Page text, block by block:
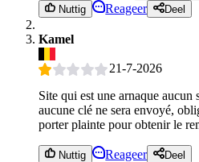
Nuttig
Reageer Deel
Kamel
21-7-2026
Site qui est une arnaque
aucune clé ne sera envoyé,
porter plainte pour obtenir le
Nuttig Reageer Deel